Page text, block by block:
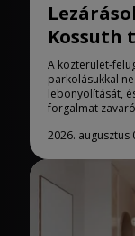
Kossuth
A közterület-
parkolásukkal
lebonyolítását,
forgalmat
2026. augusztus